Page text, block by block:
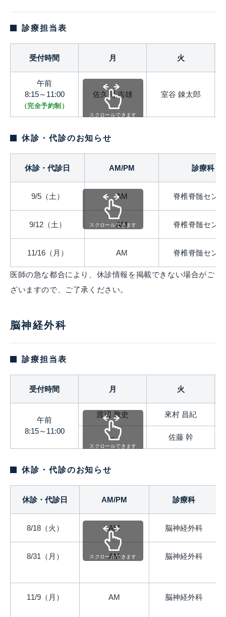
診療担当表
受付時間 月 火
午前
8:15～11:00
（完全予約制）
佐久間 吉雄 室谷 錬太郎
スクロールできます
休診・代診のお知らせ
休診・代診日 AM/PM 診療科
9/5（土） AM 脊椎脊髄セン
9/12（土） AM 脊椎脊髄セン
11/16（月） AM 脊椎脊髄セン
医師の急な都合により、休診情報を掲載できない場合がご
ざいますので、ご了承ください。
スクロールできます
脳神経外科
診療担当表
受付時間 月 火
午前
8:15～11:00
渡辺 敦史 來村 昌紀
－ 佐藤 幹
スクロールできます
休診・代診のお知らせ
休診・代診日 AM/PM 診療科
8/18（火） AM 脳神経外科
8/31（月） AM 脳神経外科
11/9（月） AM 脳神経外科
スクロールできます